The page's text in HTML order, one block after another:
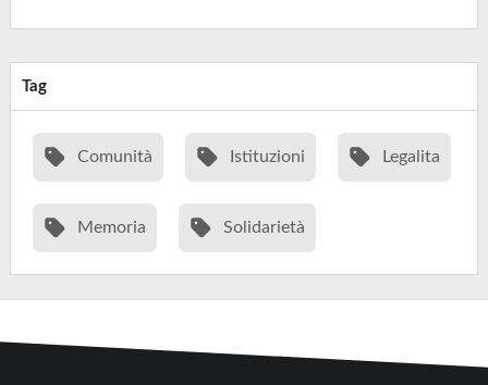
Tag
Comunità Istituzioni Legalita
Memoria Solidarietà